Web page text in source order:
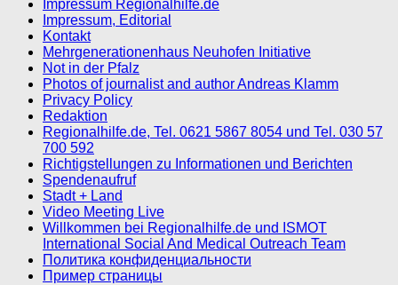
Impressum Regionalhilfe.de
Impressum, Editorial
Kontakt
Mehrgenerationenhaus Neuhofen Initiative
Not in der Pfalz
Photos of journalist and author Andreas Klamm
Privacy Policy
Redaktion
Regionalhilfe.de, Tel. 0621 5867 8054 und Tel. 030 57
700 592
Richtigstellungen zu Informationen und Berichten
Spendenaufruf
Stadt + Land
Video Meeting Live
Willkommen bei Regionalhilfe.de und ISMOT
International Social And Medical Outreach Team
Политика конфиденциальности
Пример страницы